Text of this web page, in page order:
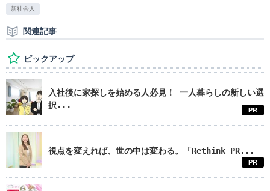
新社会人
関連記事
ピックアップ
入社後に家探しを始める人必見！ 一人暮らしの新しい選
択...
PR
視点を変えれば、世の中は変わる。「Rethink PR...
PR